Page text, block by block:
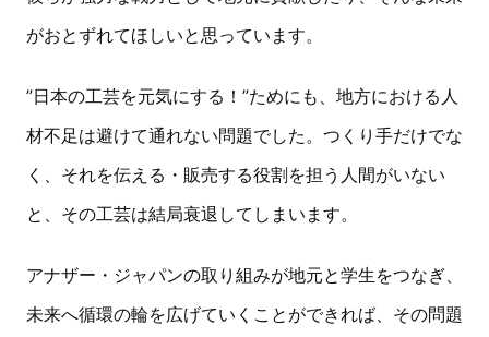
がおとずれてほしいと思っています。
”日本の工芸を元気にする！”ためにも、地方における人
材不足は避けて通れない問題でした。つくり手だけでな
く、それを伝える・販売する役割を担う人間がいない
と、その工芸は結局衰退してしまいます。
アナザー・ジャパンの取り組みが地元と学生をつなぎ、
未来へ循環の輪を広げていくことができれば、その問題